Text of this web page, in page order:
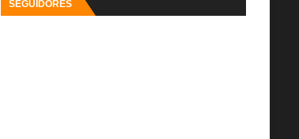
SEGUIDORES